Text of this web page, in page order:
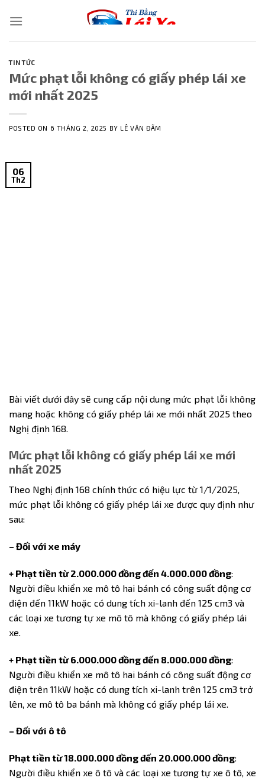
TIN TỨC
Mức phạt lỗi không có giấy phép lái xe
mới nhất 2025
POSTED ON 6 THÁNG 2, 2025 BY LÊ VĂN ĐÃM
06
Th2
Bài viết dưới đây sẽ cung cấp nội dung mức phạt lỗi không
mang hoặc không có giấy phép lái xe mới nhất 2025 theo
Nghị định 168.
Mức phạt lỗi không có giấy phép lái xe mới
nhất 2025
Theo Nghị định 168 chính thức có hiệu lực từ 1/1/2025,
mức phạt lỗi không có giấy phép lái xe được quy định như
sau:
– Đối với xe máy
+ Phạt tiền từ 2.000.000 đồng đến 4.000.000 đồng:
Người điều khiển xe mô tô hai bánh có công suất động cơ
điện đến 11kW hoặc có dung tích xi-lanh đến 125 cm3 và
các loại xe tương tự xe mô tô mà không có giấy phép lái
xe.
+ Phạt tiền từ 6.000.000 đồng đến 8.000.000 đồng:
Người điều khiển xe mô tô hai bánh có công suất động cơ
điện trên 11kW hoặc có dung tích xi-lanh trên 125 cm3 trở
lên, xe mô tô ba bánh mà không có giấy phép lái xe.
– Đối với ô tô
Phạt tiền từ 18.000.000 đồng đến 20.000.000 đồng:
Người điều khiển xe ô tô và các loại xe tương tự xe ô tô, xe